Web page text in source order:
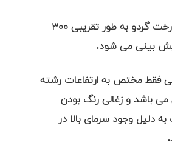
عمر چوب این درخت گردو به طور تقریبی ۳۰۰
فقط مختص به ارتفاعات رشته
باشد و زغالی رنگ بودن
دلیل وجود سرمای بالا در